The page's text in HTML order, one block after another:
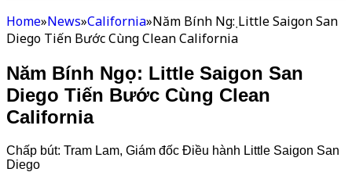
Home»News»California»Năm Bính Ngọ: Little Saigon San
Diego Tiến Bước Cùng Clean California
Năm Bính Ngọ: Little Saigon San
Diego Tiến Bước Cùng Clean
California
Chấp bút: Tram Lam, Giám đốc Điều hành Little Saigon San
Diego